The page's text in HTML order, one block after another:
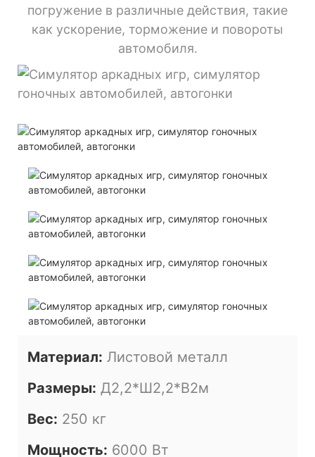
погружение в различные действия, такие
как ускорение, торможение и повороты
автомобиля.
Материал: Листовой металл
Размеры: Д2,2*Ш2,2*В2м
Вес: 250 кг
Мощность: 6000 Вт